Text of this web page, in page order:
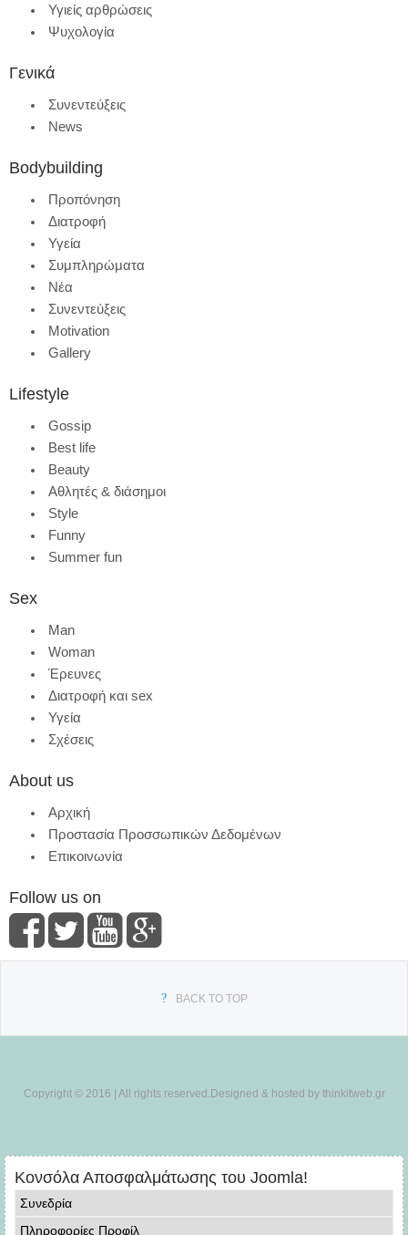
Υγιείς αρθρώσεις
Ψυχολογία
Γενικά
Συνεντεύξεις
News
Bodybuilding
Προπόνηση
Διατροφή
Υγεία
Συμπληρώματα
Νέα
Συνεντεύξεις
Motivation
Gallery
Lifestyle
Gossip
Best life
Beauty
Αθλητές & διάσημοι
Style
Funny
Summer fun
Sex
Man
Woman
Έρευνες
Διατροφή και sex
Υγεία
Σχέσεις
About us
Αρχική
Προστασία Προσσωπικών Δεδομένων
Επικοινωνία
Follow us on
BACK TO TOP
Copyright © 2016 | All rights reserved.Designed & hosted by thinkitweb.gr
Κονσόλα Αποσφαλμάτωσης του Joomla!
Συνεδρία
Πληροφορίες Προφίλ